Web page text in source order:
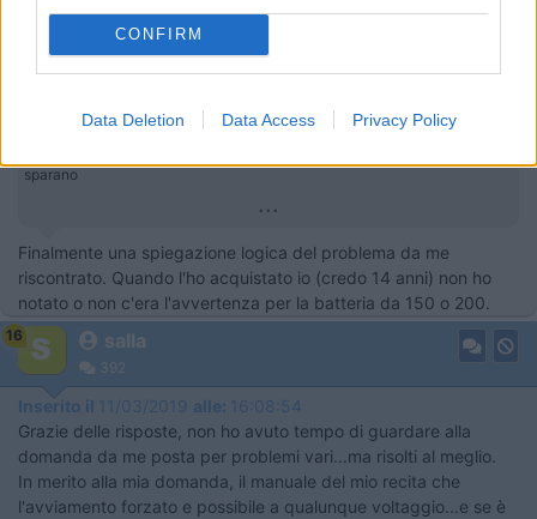
CONFIRM
Data Deletion Data Access Privacy Policy
Inserito il 09/03/2019 alle: 07:25:31
Ho avuto il Gasperini e debbo dire che è un ottimo accessorio. I problemi
lamentati (non sono poi problemi) son dovuti al fatto che alcuni modelli
sparano
...
Finalmente una spiegazione logica del problema da me
riscontrato. Quando l'ho acquistato io (credo 14 anni) non ho
notato o non c'era l'avvertenza per la batteria da 150 o 200.
16 salla
392
Inserito il 11/03/2019 alle: 16:08:54
Grazie delle risposte, non ho avuto tempo di guardare alla
domanda da me posta per problemi vari...ma risolti al meglio.
In merito alla mia domanda, il manuale del mio recita che
l'avviamento forzato e possibile a qualunque voltaggio...e se è